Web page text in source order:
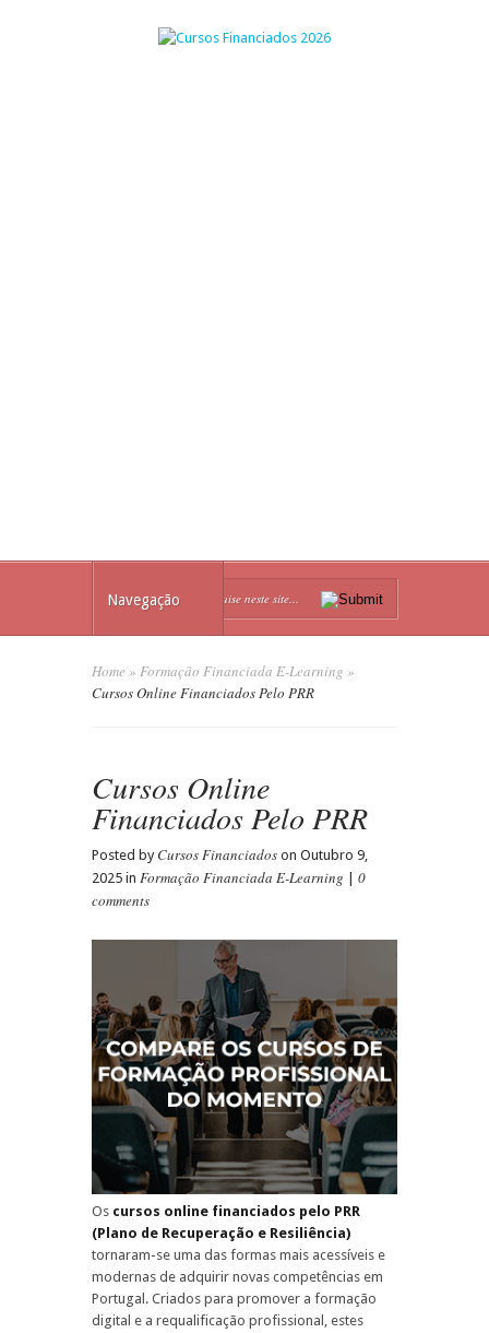
Navegação
Home » Formação Financiada E-Learning »
Cursos Online Financiados Pelo PRR
Cursos Online
Financiados Pelo PRR
Posted by Cursos Financiados on Outubro 9,
2025 in Formação Financiada E-Learning
0
comments
Os cursos online financiados pelo PRR
(Plano de Recuperação e Resiliência)
tornaram-se uma das formas mais acessíveis e
modernas de adquirir novas competências em
Portugal. Criados para promover a formação
digital e a requalificação profissional, estes